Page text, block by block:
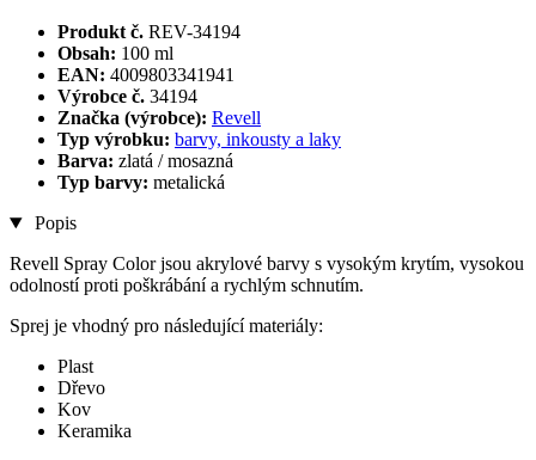
Produkt č. REV-34194
Obsah: 100 ml
EAN: 4009803341941
Výrobce č. 34194
Značka (výrobce): Revell
Typ výrobku: barvy, inkousty a laky
Barva: zlatá / mosazná
Typ barvy: metalická
Popis
Revell Spray Color jsou akrylové barvy s vysokým krytím, vysokou
odolností proti poškrábání a rychlým schnutím.
Sprej je vhodný pro následující materiály:
Plast
Dřevo
Kov
Keramika